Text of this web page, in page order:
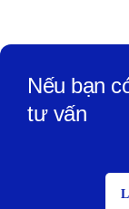
Nếu bạn
tư vấn